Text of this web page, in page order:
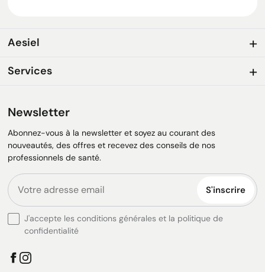
Aesiel
Services
Newsletter
Abonnez-vous à la newsletter et soyez au courant des
nouveautés, des offres et recevez des conseils de nos
professionnels de santé.
S'inscrire
J'accepte les conditions générales et la politique de
confidentialité